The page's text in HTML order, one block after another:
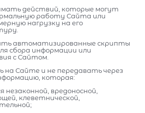
действий, которые могут
работу Сайта или
нагрузку на его
автоматизированные скрипты
сбора информации или
с Сайтом.
на Сайте и не передавать через
которая:
незаконной, вредоносной,
клеветнической,